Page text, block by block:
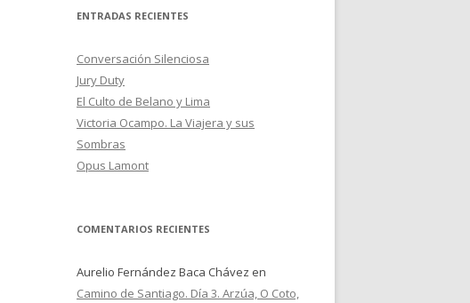
c
r
:
ENTRADAS RECIENTES
Conversación Silenciosa
Jury Duty
El Culto de Belano y Lima
Victoria Ocampo. La Viajera y sus
Sombras
Opus Lamont
COMENTARIOS RECIENTES
Aurelio Fernández Baca Chávez en
Camino de Santiago. Día 3. Arzúa, O Coto,